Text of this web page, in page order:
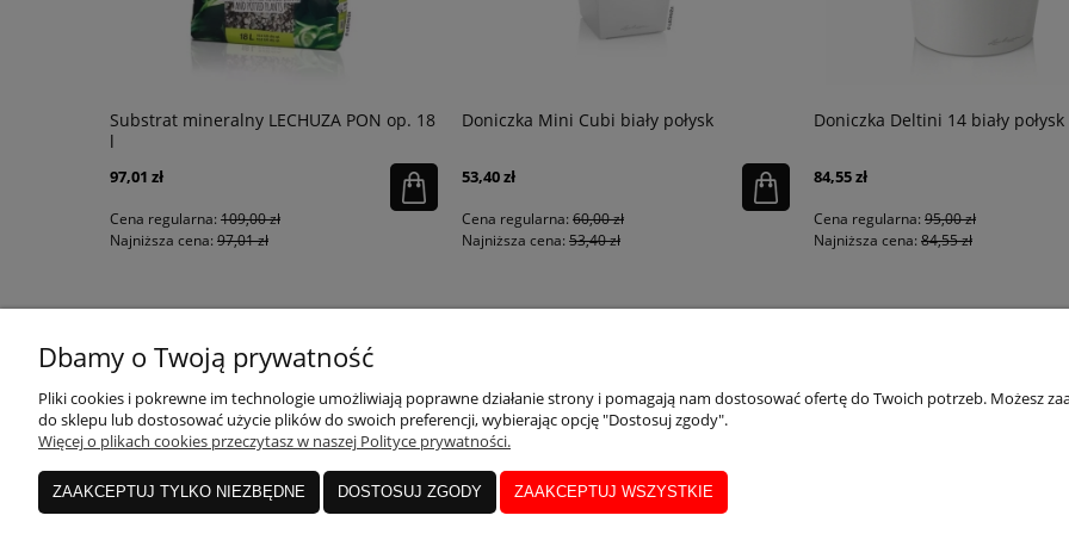
Substrat mineralny LECHUZA PON op. 18
l
97,01 zł
Cena regularna: 109,00 zł
Najniższa cena: 97,01 zł
Doniczka Mini Cubi biały połysk
53,40 zł
Cena regularna: 60,00 zł
Najniższa cena: 53,40 zł
Doniczka Deltini 14 biały połysk
84,55 zł
Cena regularna: 95,00 zł
Najniższa cena: 84,55 zł
KONTAKT
sklep@qdecor.pl
Czynne pn. - pt. 10:00-15:00
Formularz kontaktowy
MOJE KONTO
Twoje zamówienia
Przechowalnia
Dostępne formy płatości
Realizacja, wysyłka i zwroty
Dbamy o Twoją prywatność
Pliki cookies i pokrewne im technologie umożliwiają poprawne działanie strony i pomagają nam dostosować ofertę do Twoich potrzeb. Możesz
do sklepu lub dostosować użycie plików do swoich preferencji, wybierając opcję "Dostosuj zgody".
Więcej o plikach cookies przeczytasz w naszej Polityce prywatności.
ZAAKCEPTUJ TYLKO NIEZBĘDNE DOSTOSUJ ZGODY ZAAKCEPTUJ WSZYSTKIE